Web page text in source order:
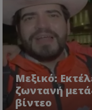
Μεξικό:
ζωντανή
βίντεο